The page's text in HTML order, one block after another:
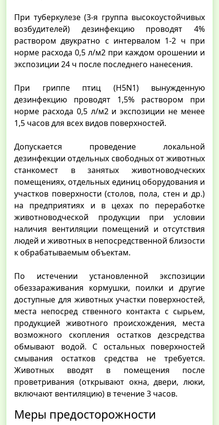
При туберкулезе (3-я группа высокоустойчивых
возбудителей) дезинфекцию проводят 4%
раствором двукратно с интервалом 1-2 ч при
норме расхода 0,5 л/м2 при каждом орошении и
экспозиции 24 ч после последнего нанесения.
При гриппе птиц (H5N1) вынужденную
дезинфекцию проводят 1,5% раствором при
норме расхода 0,5 л/м2 и экспозиции не менее
1,5 часов для всех видов поверхностей.
Допускается проведение локальной
дезинфекции отдельных свободных от животных
станкомест в занятых животноводческих
помещениях, отдельных единиц оборудования и
участков поверхности (столов, пола, стен и др.)
на предприятиях и в цехах по переработке
животноводческой продукции при условии
наличия вентиляции помещений и отсутствия
людей и животных в непосредственной близости
к обрабатываемым объектам.
По истечении установленной экспозиции
обеззараживания кормушки, поилки и другие
доступные для животных участки поверхностей,
места непосред ственного контакта с сырьем,
продукцией животного происхождения, места
возможного скопления остатков дезсредства
обмывают водой. С остальных поверхностей
смывания остатков средства не требуется.
Животных вводят в помещения после
проветривания (открывают окна, двери, люки,
включают вентиляцию) в течение 3 часов.
Меры предосторожности